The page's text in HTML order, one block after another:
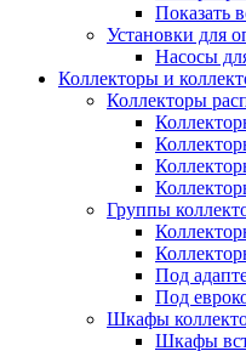
Показать
Установки для
Насосы
Коллекторы и
Коллекторы
Группы
Под
Под
Шкафы
Шкафы